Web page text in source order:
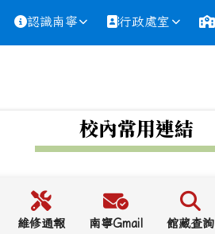
認識南寧 行政處室
校內常用連結
維修通報 南寧Gmail 館藏查詢